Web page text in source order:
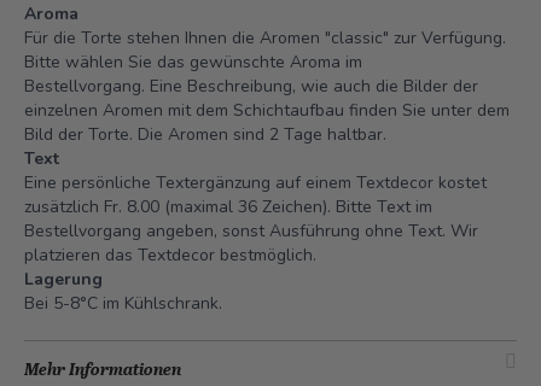
Aroma
Für die Torte stehen Ihnen die Aromen "classic" zur Verfügung.
Bitte wählen Sie das gewünschte Aroma im
Bestellvorgang. Eine Beschreibung, wie auch die Bilder der
einzelnen Aromen mit dem Schichtaufbau finden Sie unter dem
Bild der Torte. Die Aromen sind 2 Tage haltbar.
Text
Eine persönliche Textergänzung auf einem Textdecor kostet
zusätzlich Fr. 8.00 (maximal 36 Zeichen). Bitte Text im
Bestellvorgang angeben, sonst Ausführung ohne Text. Wir
platzieren das Textdecor bestmöglich.
Lagerung
Bei 5-8°C im Kühlschrank.
Mehr Informationen